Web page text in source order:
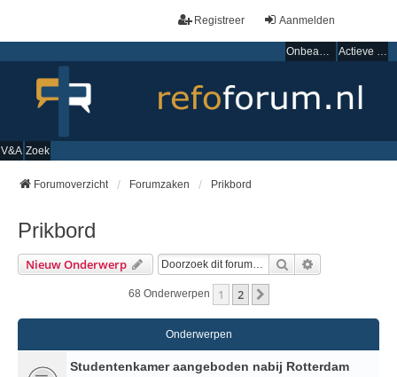
Aanmelden
Registreer
Onbeantwoorde onderwerpen Actieve onderwerpen
V&A Zoek
Forumoverzicht Forumzaken Prikbord
Prikbord
Nieuw Onderwerp Zoek
68 Onderwerpen 1 2
Onderwerpen
Studentenkamer aangeboden nabij Rotterdam